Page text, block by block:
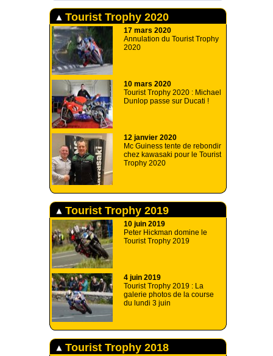
Tourist Trophy 2020
17 mars 2020
Annulation du Tourist Trophy
2020
10 mars 2020
Tourist Trophy 2020 : Michael
Dunlop passe sur Ducati !
12 janvier 2020
Mc Guiness tente de rebondir
chez kawasaki pour le Tourist
Trophy 2020
Tourist Trophy 2019
10 juin 2019
Peter Hickman domine le
Tourist Trophy 2019
4 juin 2019
Tourist Trophy 2019 : La
galerie photos de la course
du lundi 3 juin
Tourist Trophy 2018